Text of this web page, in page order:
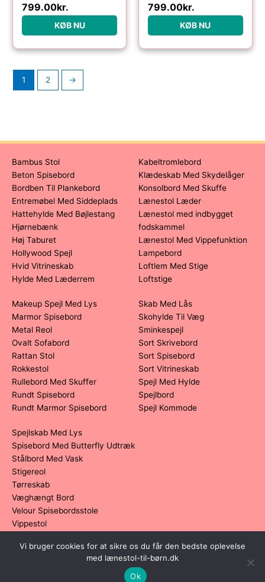
799.00kr.
KØB NU
799.00kr.
KØB NU
1 2 →
Bambus Stol
Beton Spisebord
Bordben Til Plankebord
Entremøbel Med Siddeplads
Hattehylde Med Bøjlestang
Hjørnebænk
Høj Taburet
Hollywood Spejl
Hvid Vitrineskab
Hylde Med Læderrem
Kabeltromlebord
Klædeskab Med Skydelåger
Konsolbord Med Skuffe
Lænestol Læder
Lænestol med indbygget
fodskammel
Lænestol Med Vippefunktion
Lampebord
Loftlem Med Stige
Loftstige
Makeup Spejl Med Lys
Marmor Spisebord
Metal Reol
Ovalt Sofabord
Rattan Stol
Rokkestol
Rullebord Med Skuffer
Rundt Spisebord
Rundt Marmor Spisebord
Skab Med Lås
Skohylde Til Væg
Sminkespejl
Sort Skrivebord
Sort Spisebord
Sort Vitrineskab
Spejl Med Hylde
Spejlbord
Spejl Kommode
Spejlskab Med Lys
Spisebord Med Butterfly Udtræk
Stålbord Med Vask
Stigereol
Tørreskab
Væghængt Bord
Velour Spisebordsstole
Vippestol
Dette medie ejes og drives af Tropic Traffic LLC-FZ | The Meydan
Hotel, Grandstand, 6th floor, Nad Al Sheba | Dubai | UAE
Copyright © 2026 Lænestol Til Børn | All rights reserved
Vi bruger cookies for at sikre os du får den bedste oplevelse
med lænestol-til-børn.dk
Ok